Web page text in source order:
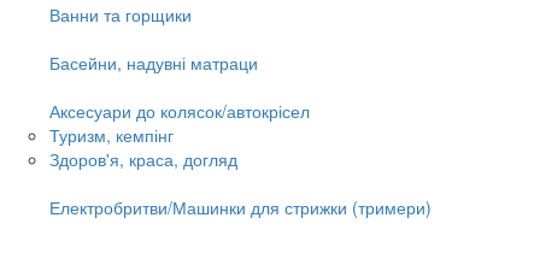
Ванни та горщики
Басейни, надувні матраци
Аксесуари до колясок/автокрісел
Туризм, кемпінг
Здоров'я, краса, догляд
Електробритви/Машинки для стрижки (тримери)